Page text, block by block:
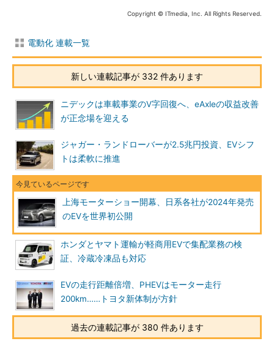
Copyright © ITmedia, Inc. All Rights Reserved.
電動化 連載一覧
新しい連載記事が 332 件あります
ニデックは車載事業のV字回復へ、eAxleの収益改善
が正念場を迎える
ジャガー・ランドローバーが2.5兆円投資、EVシフ
トは柔軟に推進
上海モーターショー開幕、日系各社が2024年発売
のEVを世界初公開
ホンダとヤマト運輸が軽商用EVで集配業務の検
証、冷蔵冷凍品も対応
EVの走行距離倍増、PHEVはモーター走行
200km……トヨタ新体制が方針
過去の連載記事が 380 件あります